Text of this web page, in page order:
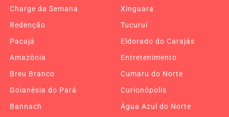
Charge da Semana
Xinguara
Redenção
Tucuruí
Pacajá
Eldorado do Carajás
Amazônia
Entretenimento
Breu Branco
Cumaru do Norte
Goianésia do Pará
Curionópolis
Bannach
Água Azul do Norte